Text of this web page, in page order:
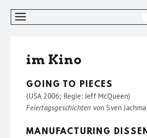
im Kino
GOING TO PIECES
(USA 2006; Regie: Jeff McQueen)
Feiertagsgeschichten von Sven
MANUFACTURING